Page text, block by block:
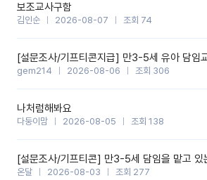
보조교사구함
김인순 2026-08-07 조회 74
gem214 2026-08-06 조회 306
나처럼해봐요
다둥이맘 2026-08-05 조회 138
온달 2026-08-03 조회 277